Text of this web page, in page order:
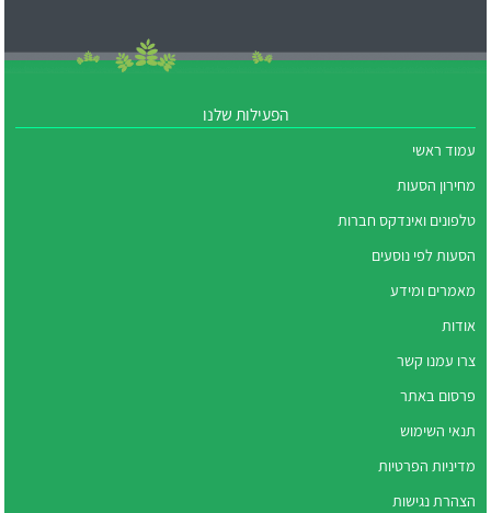
הפעילות שלנו
עמוד ראשי
מחירון הסעות
טלפונים ואינדקס חברות
הסעות לפי נוסעים
מאמרים ומידע
אודות
צרו עמנו קשר
פרסום באתר
תנאי השימוש
מדיניות הפרטיות
הצהרת נגישות